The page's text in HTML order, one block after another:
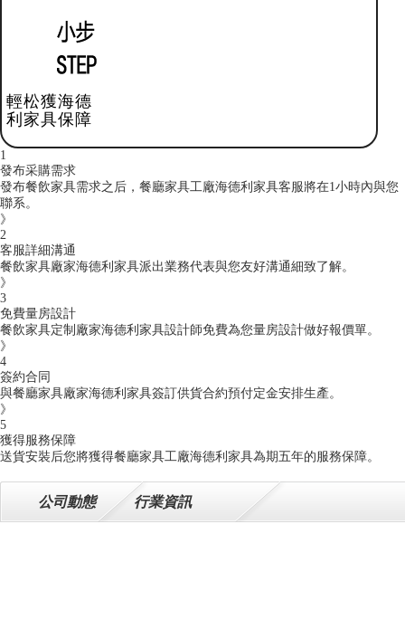
輕松獲海德
利家具保障
1
發布采購需求
發布餐飲家具需求之后，餐廳家具工廠海德利家具客服將在1小時內與您
聯系。
》
2
客服詳細溝通
餐飲家具廠家海德利家具派出業務代表與您友好溝通細致了解。
》
3
免費量房設計
餐飲家具定制廠家海德利家具設計師免費為您量房設計做好報價單。
》
4
簽約合同
與餐廳家具廠家海德利家具簽訂供貨合約預付定金安排生產。
》
5
獲得服務保障
送貨安裝后您將獲得餐廳家具工廠海德利家具為期五年的服務保障。
公司動態 行業資訊